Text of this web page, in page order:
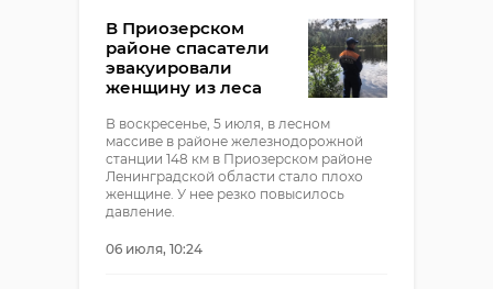
В Приозерском
районе спасатели
эвакуировали
женщину из леса
В воскресенье, 5 июля, в лесном
массиве в районе железнодорожной
станции 148 км в Приозерском районе
Ленинградской области стало плохо
женщине. У нее резко повысилось
давление.
06 июля, 10:24